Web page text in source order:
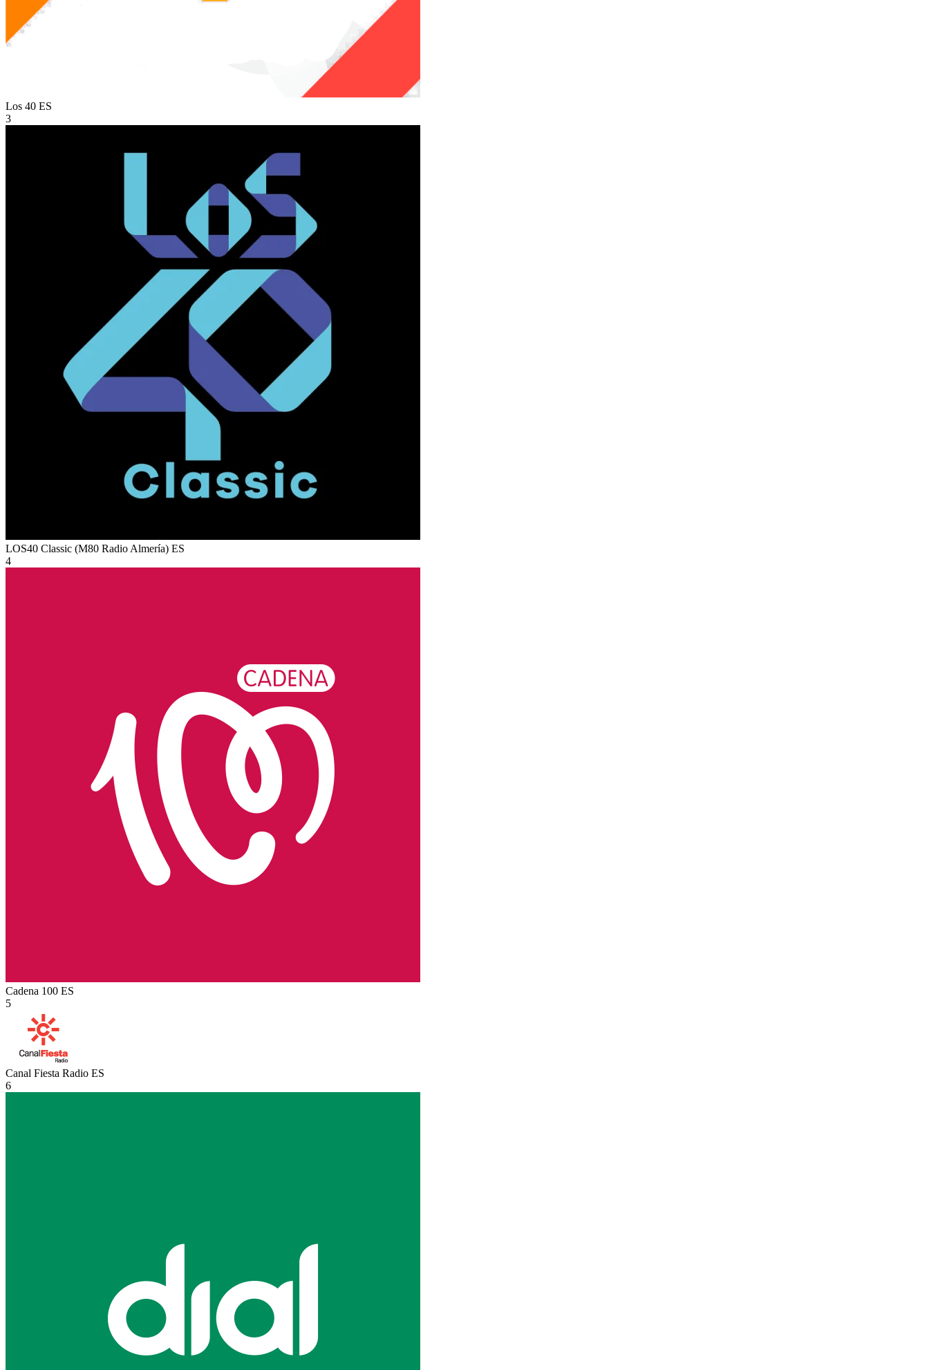
Los 40 ES
3
LOS40 Classic (M80 Radio Almería) ES
4
Cadena 100 ES
5
Canal Fiesta Radio ES
6